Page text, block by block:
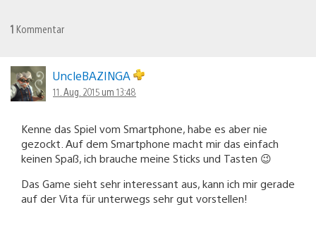
1 Kommentar
UncleBAZINGA
11. Aug. 2015 um 13:48
Kenne das Spiel vom Smartphone, habe es aber nie
gezockt. Auf dem Smartphone macht mir das einfach
keinen Spaß, ich brauche meine Sticks und Tasten 😉
Das Game sieht sehr interessant aus, kann ich mir gerade
auf der Vita für unterwegs sehr gut vorstellen!